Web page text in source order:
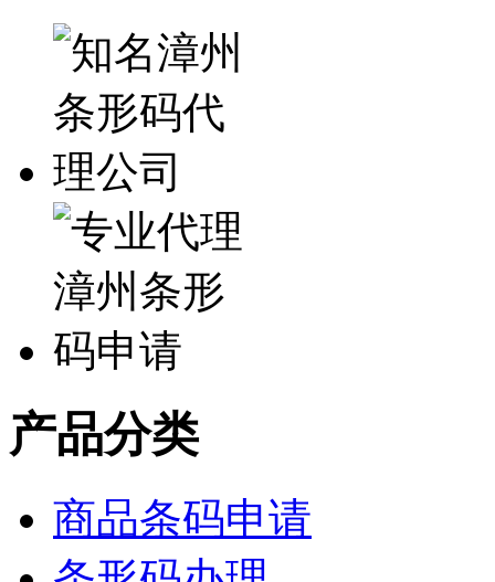
产品分类
商品条码申请